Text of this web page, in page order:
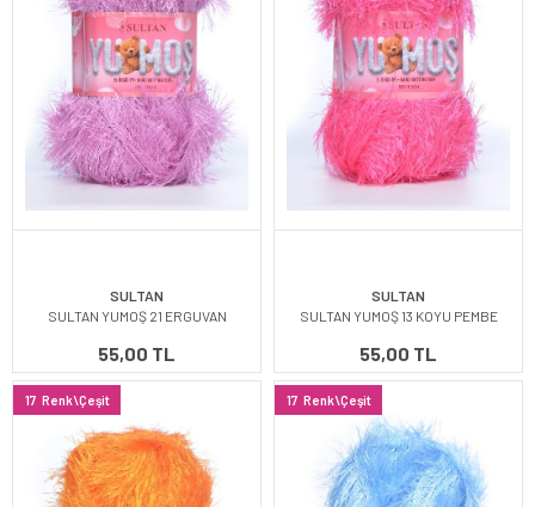
SULTAN
SULTAN YUMOŞ 21 ERGUVAN
55,00 TL
SULTAN
SULTAN YUMOŞ 13 KOYU PEMBE
55,00 TL
17 Renk\Çeşit 17 Renk\Çeşit